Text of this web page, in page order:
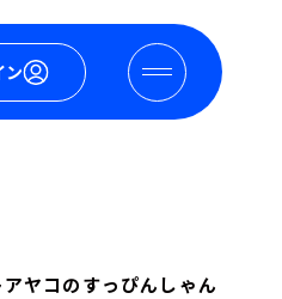
ン
ヤコのすっぴんしゃん